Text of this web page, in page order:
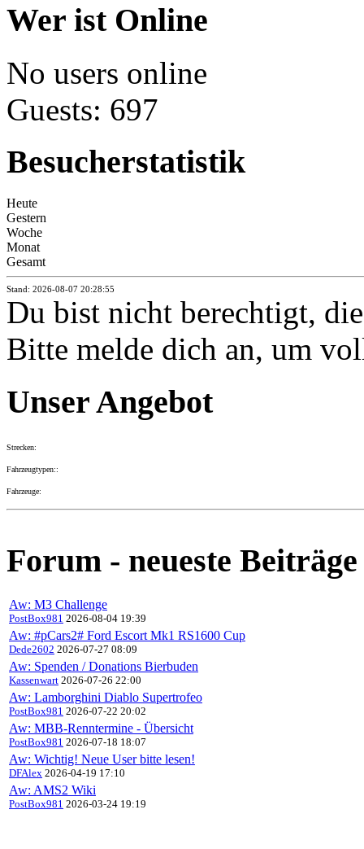
Wer ist Online
No users online
Guests: 697
Besucherstatistik
Heute
Gestern
Woche
Monat
Gesamt
Stand: 2026-08-07 20:28:55
Du bist nicht berechtigt,
Bitte melde dich an, um
Unser Angebot
Strecken:
Fahrzeugtypen::
Fahrzeuge:
Forum - neueste Beiträge
Aw: M3 Challenge
PostBox981 2026-08-04 19:39
Aw: #pCars2# Ford Escort Mk1 RS1600 Cup
Dede2602 2026-07-27 08:09
Aw: Spenden / Donations Bierbuden
Kassenwart 2026-07-26 22:00
Aw: Lamborghini Diablo Supertrofeo
PostBox981 2026-07-22 20:02
Aw: MBB-Renntermine - Übersicht
PostBox981 2026-07-18 18:07
Aw: Wichtig! Neue User bitte lesen!
DFAlex 2026-04-19 17:10
Aw: AMS2 Wiki
PostBox981 2026-03-24 19:19